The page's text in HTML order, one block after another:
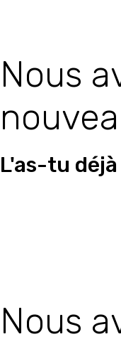
Nous
L'as-tu
Nous